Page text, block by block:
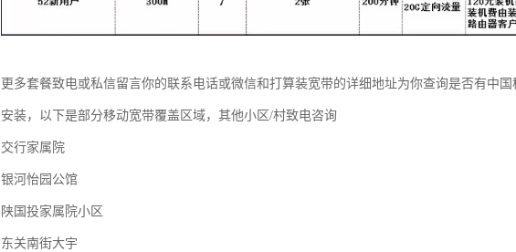
更多套餐致电或私信留言你的联系电话或微信和打算装宽带的详细地址为你查询是否有中
安装，以下是部分移动宽带覆盖区域，其他小区/村致电咨询
交行家属院
银河怡园公馆
陕国投家属院小区
东关南街大宇